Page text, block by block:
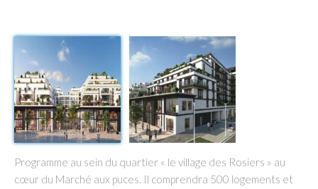
Programme au sein du quartier « le village des Rosiers » au
cœur du Marché aux puces. Il comprendra 500 logements et